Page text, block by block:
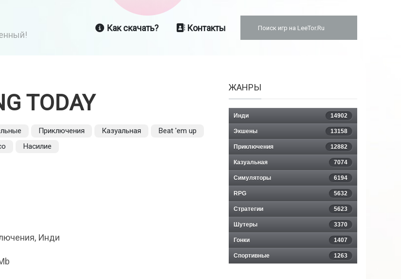
Как скачать? Контакты
TODAY
Приключения Казуальная
Beat 'em up
Насилие
Инди
ЖАНРЫ
Инди 14902
Экшены 13158
Приключения 12882
Казуальная 7074
Симуляторы 6194
RPG 5632
Стратегии 5623
Шутеры 3370
Гонки 1407
Спортивные 1263